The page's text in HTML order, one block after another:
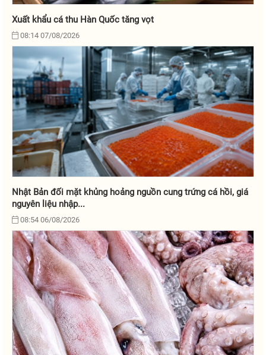
Xuất khẩu cá thu Hàn Quốc tăng vọt
08:14 07/08/2026
Nhật Bản đối mặt khủng hoảng nguồn cung trứng cá hồi, giá
nguyên liệu nhập...
08:54 06/08/2026